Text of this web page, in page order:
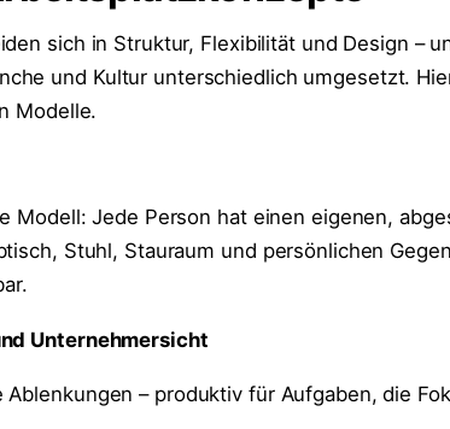
sich in Struktur, Flexibilität und Design –
und Kultur unterschiedlich umgesetzt.
Modelle.
Modell: Jede Person hat einen eigenen,
Stuhl, Stauraum und persönlichen
Unternehmersicht
– produktiv für Aufgaben, die